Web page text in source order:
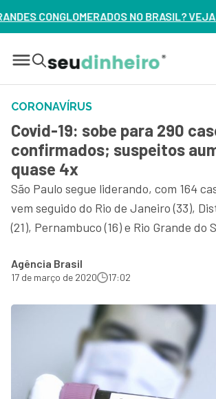
BRASIL? VEJA ERROS DE 3 DELES –
CORONAVÍRUS
Covid-19: sobe para 290
confirmados; suspeitos
quase 4x
São Paulo segue liderando, com 164
vem seguido do Rio de Janeiro (33),
(21), Pernambuco (16) e Rio Grande do
Agência Brasil
17 de março de 2020 17:02